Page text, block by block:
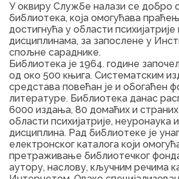
У оквиру Службе налази се добро
библиотека, која омогућава
достигнућа у области
дисциплинама, за запослене у
спољне сараднике.
Библиотека је 1964. године
од око 500 књига. Систематским
средстава повећан је и обогаћен
литературе. Библиотека данас
6000 издања, 80 домаћих и страних
области психијатрије, неуронаука
дисциплина. Рад библиотеке је
електронског каталога који
претраживање библиотечког
аутору, наслову, кључним речима